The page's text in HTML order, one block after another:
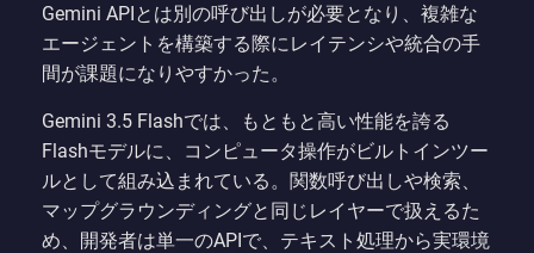
Gemini APIとは別の呼び出しが必要となり、複雑な
エージェントを構築する際にレイテンシや統合の手
間が課題になりやすかった。
Gemini 3.5 Flashでは、もともと高い性能を誇る
Flashモデルに、コンピュータ操作がビルトインツー
ルとして組み込まれている。関数呼び出しや検索、
マップグラウンディングと同じレイヤーで扱えるた
め、開発者は単一のAPIで、テキスト処理から実環境